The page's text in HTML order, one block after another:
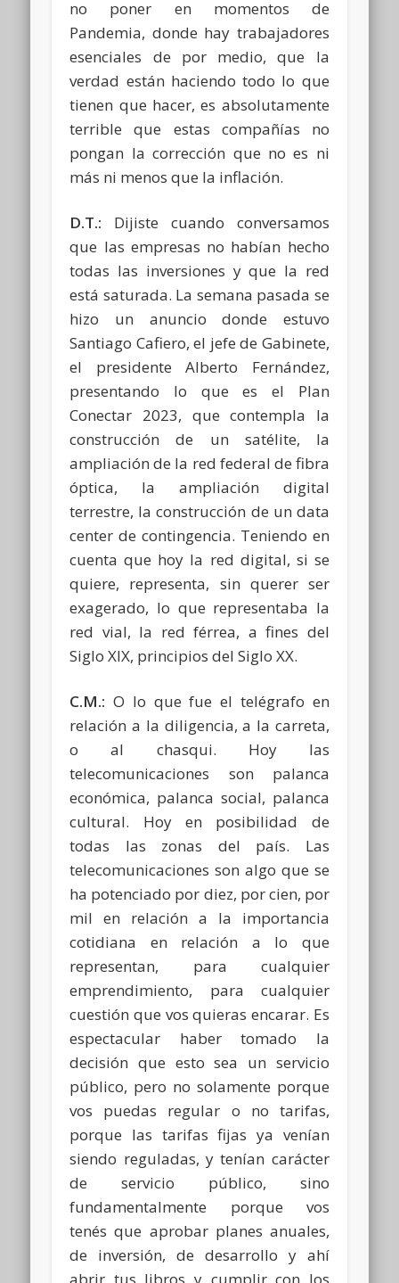
no poner en momentos de
Pandemia, donde hay trabajadores
esenciales de por medio, que la
verdad están haciendo todo lo que
tienen que hacer, es absolutamente
terrible que estas compañías no
pongan la corrección que no es ni
más ni menos que la inflación.
D.T.: Dijiste cuando conversamos
que las empresas no habían hecho
todas las inversiones y que la red
está saturada. La semana pasada se
hizo un anuncio donde estuvo
Santiago Cafiero, el jefe de Gabinete,
el presidente Alberto Fernández,
presentando lo que es el Plan
Conectar 2023, que contempla la
construcción de un satélite, la
ampliación de la red federal de fibra
óptica, la ampliación digital
terrestre, la construcción de un data
center de contingencia. Teniendo en
cuenta que hoy la red digital, si se
quiere, representa, sin querer ser
exagerado, lo que representaba la
red vial, la red férrea, a fines del
Siglo XIX, principios del Siglo XX.
C.M.: O lo que fue el telégrafo en
relación a la diligencia, a la carreta,
o al chasqui. Hoy las
telecomunicaciones son palanca
económica, palanca social, palanca
cultural. Hoy en posibilidad de
todas las zonas del país. Las
telecomunicaciones son algo que se
ha potenciado por diez, por cien, por
mil en relación a la importancia
cotidiana en relación a lo que
representan, para cualquier
emprendimiento, para cualquier
cuestión que vos quieras encarar. Es
espectacular haber tomado la
decisión que esto sea un servicio
público, pero no solamente porque
vos puedas regular o no tarifas,
porque las tarifas fijas ya venían
siendo reguladas, y tenían carácter
de servicio público, sino
fundamentalmente porque vos
tenés que aprobar planes anuales,
de inversión, de desarrollo y ahí